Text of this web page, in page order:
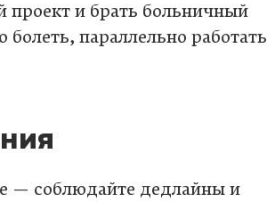
проект и брать больничный
параллельно работать
— соблюдайте дедлайны и